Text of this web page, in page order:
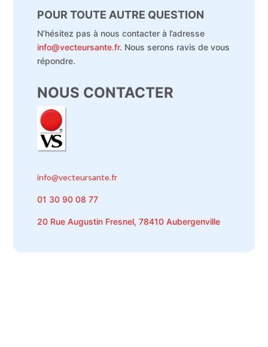
POUR TOUTE AUTRE QUESTION
N’hésitez pas à nous contacter à l’adresse
info@vecteursante.fr. Nous serons ravis de vous
répondre.
NOUS CONTACTER
info@vecteursante.fr
01 30 90 08 77
20 Rue Augustin Fresnel, 78410 Aubergenville